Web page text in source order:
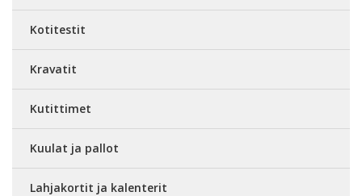
Kotitestit
Kravatit
Kutittimet
Kuulat ja pallot
Lahjakortit ja kalenterit